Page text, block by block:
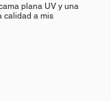
plana UV y una
calidad a mis